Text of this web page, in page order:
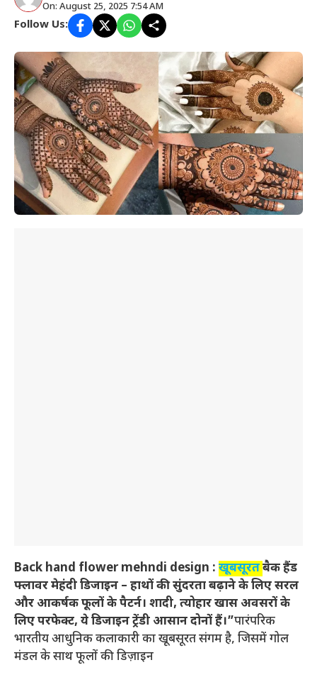
On: August 25, 2025 7:54 AM
Follow Us:
Back hand flower mehndi design : खूबसूरतबैक हैंड
फ्लावर मेहंदी डिजाइन – हाथों की सुंदरता बढ़ाने के लिए सरल
और आकर्षक फूलों के पैटर्न। शादी, त्योहार खास अवसरों के
लिए परफेक्ट, ये डिजाइन ट्रेंडी आसान दोनों हैं।”पारंपरिक
भारतीय आधुनिक कलाकारी का खूबसूरत संगम है, जिसमें गोल
मंडल के साथ फूलों की डिज़ाइन